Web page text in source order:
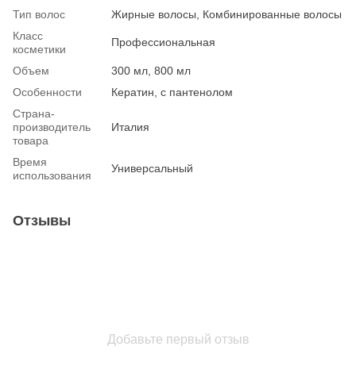
Тип волос
Жирные волосы, Комбинированные волосы
Класс
косметики
Профессиональная
Объем
300 мл, 800 мл
Особенности
Кератин, с пантенолом
Страна-
производитель
товара
Италия
Время
использования
Универсальный
Отзывы
Добавьте первый отзыв